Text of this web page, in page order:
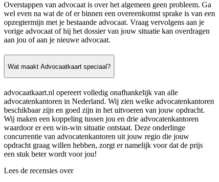
Overstappen van advocaat is over het algemeen geen probleem. Ga
wel even na wat de of er binnen een overeenkomst sprake is van een
opzegtermijn met je bestaande advocaat. Vraag vervolgens aan je
vorige advocaat of hij het dossier van jouw situatie kan overdragen
aan jou of aan je nieuwe advocaat.
Wat maakt Advocaatkaart speciaal?
advocaatkaart.nl opereert volledig onafhankelijk van alle
advocatenkantoren in Nederland. Wij zien welke advocatenkantoren
beschikbaar zijn en goed zijn in het uitvoeren van jouw opdracht.
Wij maken een koppeling tussen jou en drie advocatenkantoren
waardoor er een win-win situatie ontstaat. Deze onderlinge
concurrentie van advocatenkantoren uit jouw regio die jouw
opdracht graag willen hebben, zorgt er namelijk voor dat de prijs
een stuk beter wordt voor jou!
Lees de recensies over